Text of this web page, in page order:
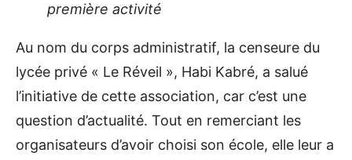
première activité
Au nom du corps administratif, la censeure du
lycée privé « Le Réveil », Habi Kabré, a salué
l’initiative de cette association, car c’est une
question d’actualité. Tout en remerciant les
organisateurs d’avoir choisi son école, elle leur a